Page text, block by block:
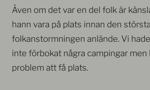
Även om det var en del folk är
hann vara på plats innan den största
folkanstormningen anlände. Vi
inte förbokat några campingar men
problem att få plats.